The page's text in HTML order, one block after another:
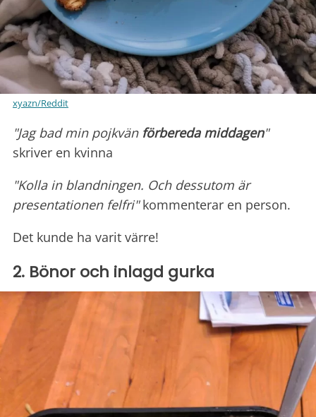
xyazn/Reddit
"Jag bad min pojkvän förberedamiddagen"
skriver en kvinna
"Kolla in blandningen. Och dessutom är
presentationen felfri"kommenterar en person.
Det kunde ha varit värre!
2. Bönor och inlagd gurka